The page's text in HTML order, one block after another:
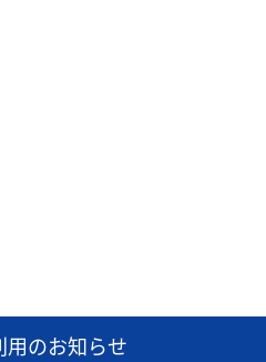
1
用のお知らせ